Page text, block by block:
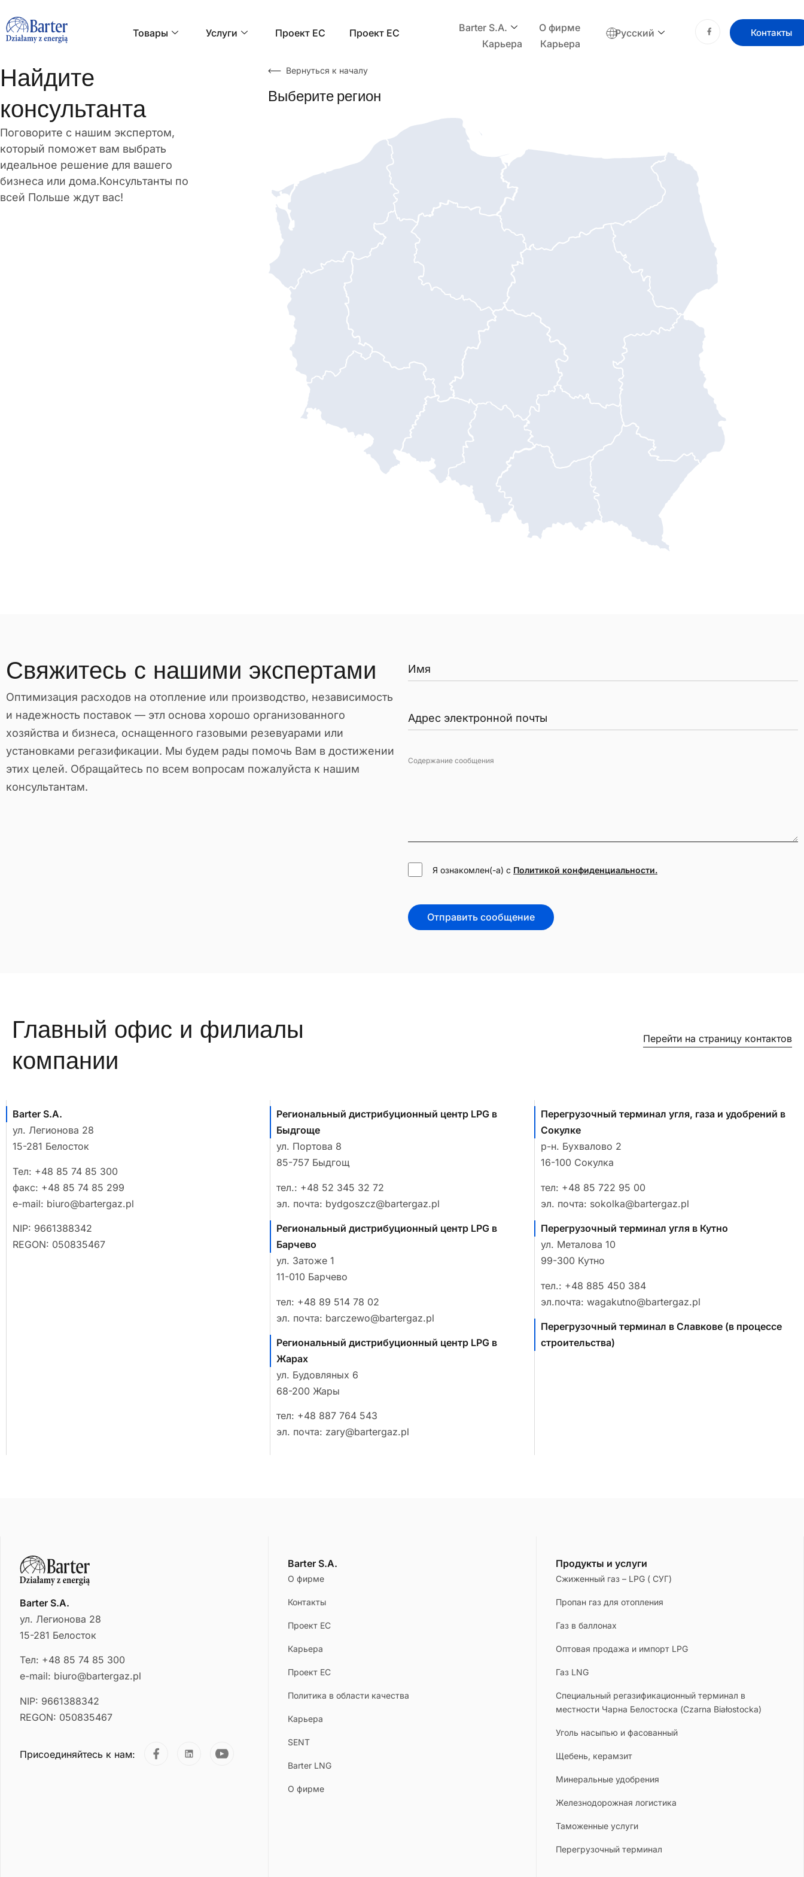
Товары Услуги Проект ЕС Проект ЕС Barter S.A.
О фирме
Карьера
Карьера
Русский Контакты
Найдите
консультанта
Поговорите с нашим экспертом,
который поможет вам выбрать
идеальное решение для вашего
бизнеса или дома.Консультанты по
всей Польше ждут вас!
Вернуться к началу
Выберите регион
Свяжитесь с нашими экспертами
Оптимизация расходов на отопление или производство, независимость
и надежность поставок — этл основа хорошо организованного
хозяйства и бизнеса, оснащенного газовыми резевуарами или
установками регазификации. Мы будем рады помочь Вам в достижении
этих целей. Обращайтесь по всем вопросам пожалуйста к нашим
консультантам.
Содержание сообщения
Я ознакомлен(-а) с Политикой конфиденциальности.
Отправить сообщение
Главный офис и филиалы
компании
Перейти на страницу контактов
Barter S.A.
ул. Легионова 28
15-281 Белосток
Тел: +48 85 74 85 300
факс: +48 85 74 85 299
e-mail: biuro@bartergaz.pl
NIP: 9661388342
REGON: 050835467
Региональный дистрибуционный центр LPG в
Быдгоще
ул. Портова 8
85-757 Быдгощ
тел.: +48 52 345 32 72
эл. почта: bydgoszcz@bartergaz.pl
Региональный дистрибуционный центр LPG в
Барчево
ул. Затоже 1
11-010 Барчево
тел: +48 89 514 78 02
эл. почта: barczewo@bartergaz.pl
Региональный дистрибуционный центр LPG в
Жарах
ул. Будовляных 6
68-200 Жары
тел: +48 887 764 543
эл. почта: zary@bartergaz.pl
Перегрузочный терминал угля, газа и удобрений в
Сокулке
р-н. Бухвалово 2
16-100 Сокулка
тел: +48 85 722 95 00
эл. почта: sokolka@bartergaz.pl
Перегрузочный терминал угля в Кутно
ул. Металова 10
99-300 Кутно
тел.: +48 885 450 384
эл.почта: wagakutno@bartergaz.pl
Перегрузочный терминал в Славкове (в процессе
строительства)
Barter S.A.
ул. Легионова 28
15-281 Белосток
Тел: +48 85 74 85 300
e-mail: biuro@bartergaz.pl
NIP: 9661388342
REGON: 050835467
Присоединяйтесь к нам:
Barter S.A.
О фирме
Контакты
Проект ЕС
Карьера
Проект ЕС
Политика в области качества
Карьера
SENT
Barter LNG
О фирме
Продукты и услуги
Сжиженный газ – LPG ( СУГ)
Пропан газ для отопления
Газ в баллонах
Оптовая продажа и импорт LPG
Газ LNG
Специальный регазификационный терминал в
местности Чарна Белостоска (Сzarna Białostocka)
Уголь насыпью и фасованный
Щебень, керамзит
Минеральные удобрения
Железнодорожная логистика
Таможенные услуги
Перегрузочный терминал